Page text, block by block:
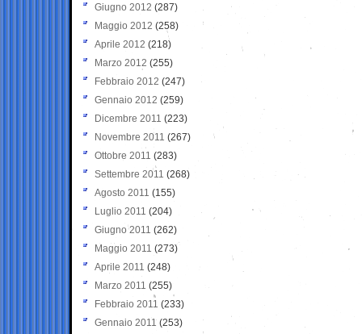
Giugno 2012 (287)
Maggio 2012 (258)
Aprile 2012 (218)
Marzo 2012 (255)
Febbraio 2012 (247)
Gennaio 2012 (259)
Dicembre 2011 (223)
Novembre 2011 (267)
Ottobre 2011 (283)
Settembre 2011 (268)
Agosto 2011 (155)
Luglio 2011 (204)
Giugno 2011 (262)
Maggio 2011 (273)
Aprile 2011 (248)
Marzo 2011 (255)
Febbraio 2011 (233)
Gennaio 2011 (253)